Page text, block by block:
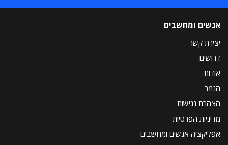
אנשים ומחשבים
יצירת קשר
דרושים
אודות
הנמר
הצהרת נגישות
מדיניות הפרטיות
אפליקציה אנשים ומחשבים